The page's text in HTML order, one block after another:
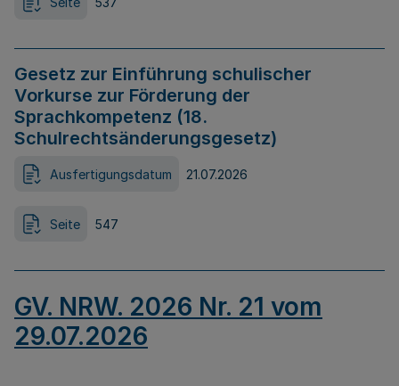
Gesetz zur Einführung schulischer
Vorkurse zur Förderung der
Sprachkompetenz (18.
Schulrechtsänderungsgesetz)
Ausfertigungsdatum 21.07.2026
Seite 547
GV. NRW. 2026 Nr. 21 vom
29.07.2026